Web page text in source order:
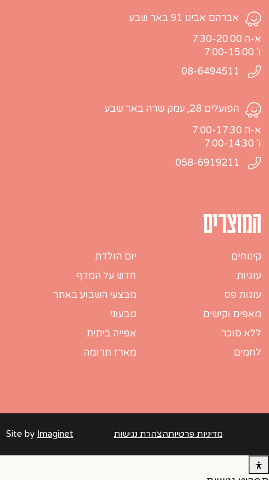
אברהם אבינו 91 באר שבע
א-ה 7:30-20:00
ו' 7:00-15:00
הפועלים 28, עמק שרה באר שבע
א-ה 7:00-17:30
ו' 7:00-14:30
המוצרים
קינוחים
עוגיות
עוגות פס
מאפים וקישים
ללא סוכר
לחמים
יום הולדת
חדש על המדף
מבצעי השבוע באתר
טבעוני
אפייה ביתית
מארז תרומה
מדיניות פרטיותהצהרת נגישות Site by Imaginet